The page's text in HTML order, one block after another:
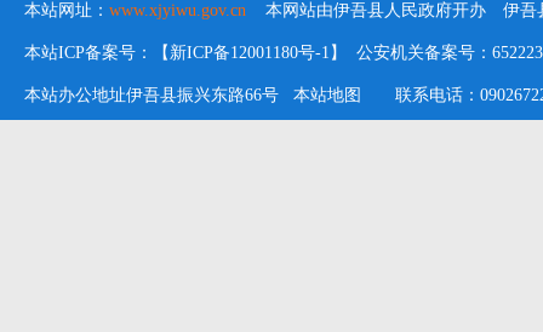
本站网址： www.xjyiwu.gov.cn 本网站由伊吾县人民政府开办 伊吾
本站ICP备案号：【新ICP备12001180号-1】 公安机关备案号：
本站办公地址伊吾县振兴东路66号 本站地图 联系电话：